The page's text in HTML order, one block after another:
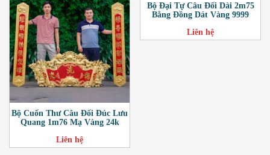
Bộ Cuốn Thư Câu Đối Đúc Lưu
Quang 1m76 Mạ Vàng 24k
Liên hệ
Bộ Đại Tự Câu Đối Dài 2m75
Bằng Đồng Dát Vàng 9999
Liên hệ